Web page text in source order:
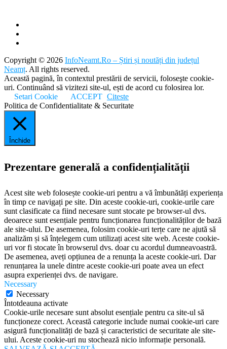
Copyright © 2026 InfoNeamt.Ro – Știri și noutăți din județul
Neamț. All rights reserved.
Această pagină, în contextul prestării de servicii, foloseşte cookie-
uri. Continuând să vizitezi site-ul, ești de acord cu folosirea lor.
Setari Cookie
ACCEPT Citeste
Politica de Confidentialitate & Securitate
Închide
Prezentare generală a confidențialității
Acest site web folosește cookie-uri pentru a vă îmbunătăți experiența
în timp ce navigați pe site. Din aceste cookie-uri, cookie-urile care
sunt clasificate ca fiind necesare sunt stocate pe browser-ul dvs.
deoarece sunt esențiale pentru funcționarea funcționalităților de bază
ale site-ului. De asemenea, folosim cookie-uri terțe care ne ajută să
analizăm și să înțelegem cum utilizați acest site web. Aceste cookie-
uri vor fi stocate în browserul dvs. doar cu acordul dumneavoastră.
De asemenea, aveți opțiunea de a renunța la aceste cookie-uri. Dar
renunțarea la unele dintre aceste cookie-uri poate avea un efect
asupra experienței dvs. de navigare.
Necessary
Necessary
Întotdeauna activate
Cookie-urile necesare sunt absolut esențiale pentru ca site-ul să
funcționeze corect. Această categorie include numai cookie-uri care
asigură funcționalități de bază și caracteristici de securitate ale site-
ului. Aceste cookie-uri nu stochează nicio informație personală.